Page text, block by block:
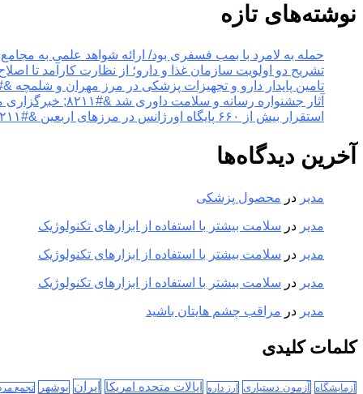
نوشته‌های تازه
حمله به لامرد با بمب فسفری بود/ ارائه شواهد علمی به مجامع بین‌الملل &#۸۲۱۱; خبرگزاری مهر
تشریح دو اولویت سازمان غذا و دارو؛ از نظارت کارآمد تا اصلاح فرآیندها &#۸۲۱۱; خبرگزاری مهر
تامین پایدار دارو و تجهیزات پزشکی در مرز مهران و شلمچه &#۸۲۱۱; خبرگزاری مهر | اخبار ایران و
آثار جشنواره رسانه و سلامت داوری شد &#۸۲۱۱; خبرگزاری مهر | اخبار ایران و جهان
استقرار بیش از ۶۶۰ پایگاه اورژانس در مرزهای اربعین &#۸۲۱۱; خبرگزاری مهر | اخبار ایران و جهان
آخرین دیدگاه‌ها
مدیر در محصول پزشکی
مدیر در سلامت بیشتر با استفاده از ابزارهای تکنولوژیک
مدیر در سلامت بیشتر با استفاده از ابزارهای تکنولوژیک
مدیر در سلامت بیشتر با استفاده از ابزارهای تکنولوژیک
مدیر در مراقب چشم هایتان باشید
کلمات کلیدی
آزمایشگاه آزمون دستیاری ارز دارو ایالات متحده امریکا ایران بوشهر تجمع